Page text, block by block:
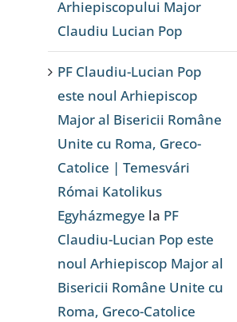
Arhiepiscopului Major
Claudiu Lucian Pop
PF Claudiu-Lucian Pop
este noul Arhiepiscop
Major al Bisericii Române
Unite cu Roma, Greco-
Catolice | Temesvári
Római Katolikus
Egyházmegye la PF
Claudiu-Lucian Pop este
noul Arhiepiscop Major al
Bisericii Române Unite cu
Roma, Greco-Catolice